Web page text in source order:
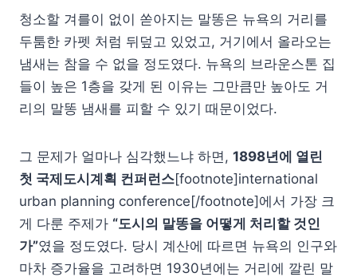
청소할 겨를이 없이 쏟아지는 말똥은 뉴욕의 거리를
두툼한 카펫 처럼 뒤덮고 있었고, 거기에서 올라오는
냄새는 참을 수 없을 정도였다. 뉴욕의 브라운스톤 집
들이 높은 1층을 갖게 된 이유는 그만큼만 높아도 거
리의 말똥 냄새를 피할 수 있기 때문이었다.
그 문제가 얼마나 심각했느냐 하면, 1898년에 열린
첫 국제도시계획 컨퍼런스[footnote]international
urban planning conference[/footnote]에서 가장 크
게 다룬 주제가 “도시의 말똥을 어떻게 처리할 것인
가”였을 정도였다. 당시 계산에 따르면 뉴욕의 인구와
마차 증가율을 고려하면 1930년에는 거리에 깔린 말